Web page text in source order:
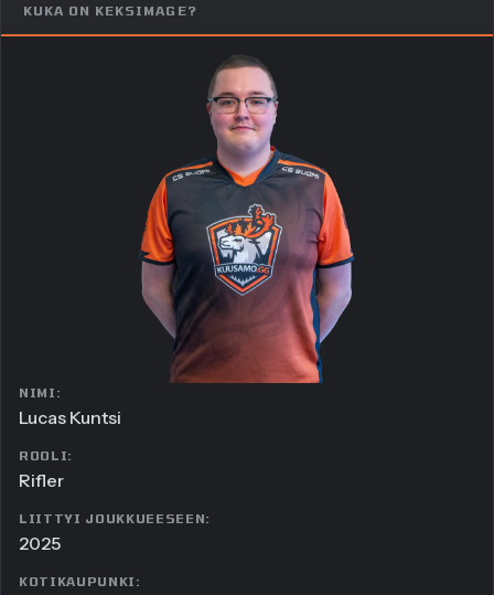
KUKA ON KEKSIMAGE?
NIMI:
Lucas Kuntsi
ROOLI:
Rifler
LIITTYI JOUKKUEESEEN:
2025
KOTIKAUPUNKI: